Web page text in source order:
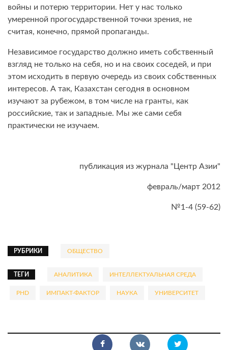
войны и потерю территории. Нет у нас только
умеренной прогосударственной точки зрения, не
считая, конечно, прямой пропаганды.
Независимое государство должно иметь собственный
взгляд не только на себя, но и на своих соседей, и при
этом исходить в первую очередь из своих собственных
интересов. А так, Казахстан сегодня в основном
изучают за рубежом, в том числе на гранты, как
российские, так и западные. Мы же сами себя
практически не изучаем.
публикация из журнала "Центр Азии"
февраль/март 2012
№1-4 (59-62)
РУБРИКИ ОБЩЕСТВО
ТЕГИ АНАЛИТИКА ИНТЕЛЛЕКТУАЛЬНАЯ СРЕДА
PHD ИМПАКТ-ФАКТОР НАУКА УНИВЕРСИТЕТ